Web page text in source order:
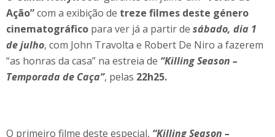
Ação”com a exibição de treze filmes deste género
cinematográfico para ver já a partir de sábado, dia 1
de julho, com John Travolta e Robert De Niro a fazerem
“as honras da casa” na estreia de “Killing Season –
Temporada de Caça”, pelas 22h25.
O primeiro filme deste especial, “Killing Season –